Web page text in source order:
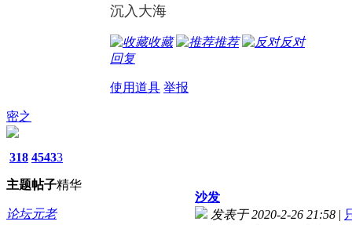
沉入大海
收藏 推荐
反对
回复
使用道具 举报
密之
318
主题
4543
帖子
3
精华
论坛元老
沙发
发表于 2020-2-26 21:58 |